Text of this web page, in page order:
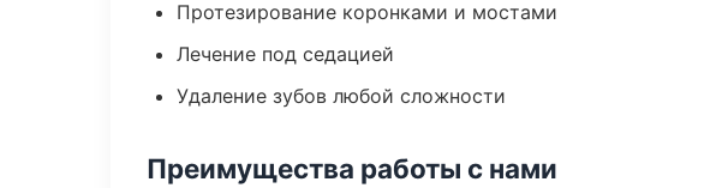
Протезирование коронками и мостами
Лечение под седацией
Удаление зубов любой сложности
Преимущества работы с нами